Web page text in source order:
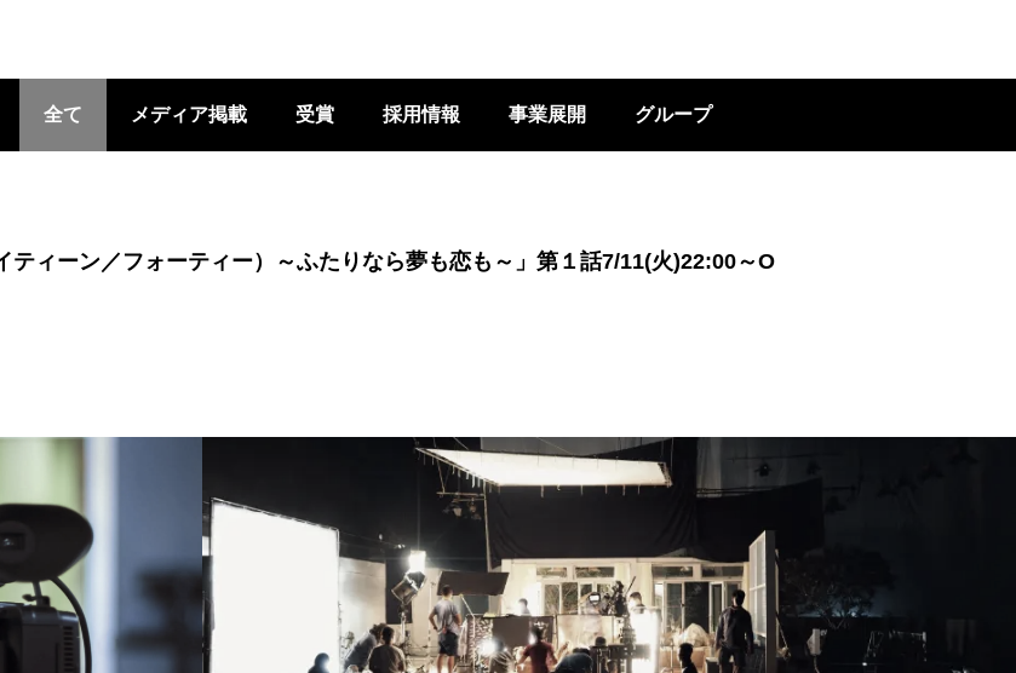
全て メディア掲載 受賞 採用情報 事業展開 グループ
ティーン／フォーティー）～ふたりなら夢も恋も～」第１話7/11(火)22:00～O